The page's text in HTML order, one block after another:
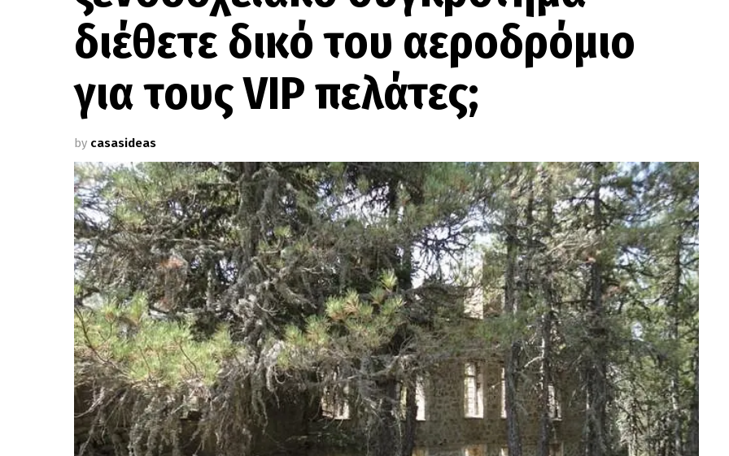
διέθετε δικό του αεροδρόμιο
για τους VIP πελάτες;
by casasideas